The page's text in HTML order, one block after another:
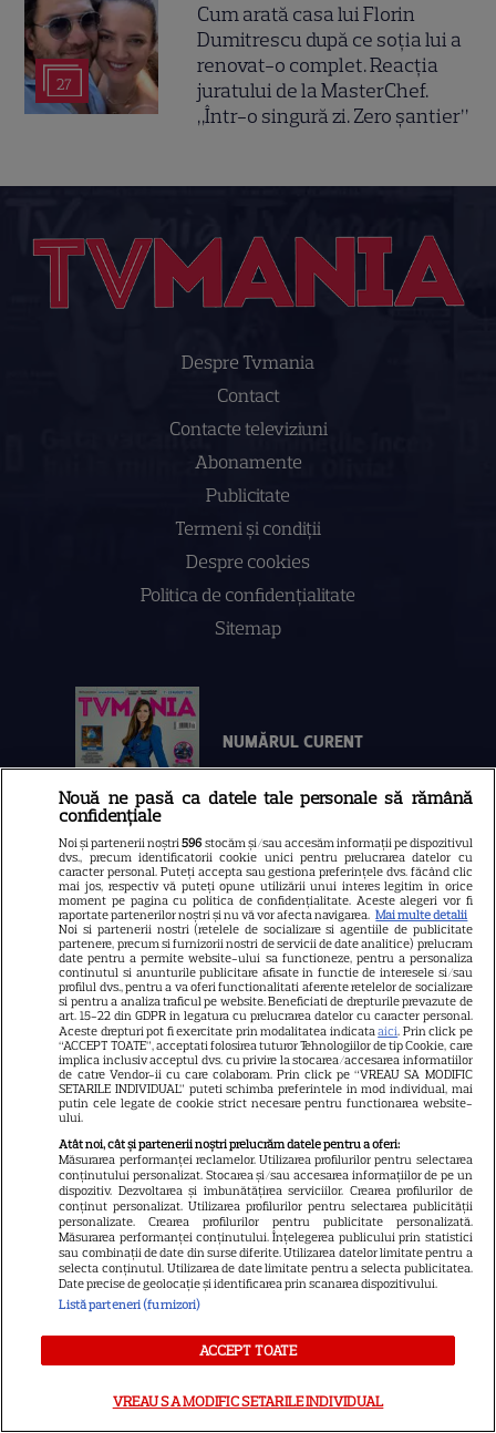
27
Cum arată casa lui Florin
Dumitrescu după ce soția lui a
renovat-o complet. Reacția
juratului de la MasterChef.
„Într-o singură zi. Zero șantier”
Despre Tvmania
Contact
Contacte televiziuni
Abonamente
Publicitate
Termeni și condiții
Despre cookies
Politica de confidenţialitate
Sitemap
NUMĂRUL CURENT
ABONEAZA-TE LA REVISTĂ
Libertatea
Libertatea pentru femei
GSP
Știri mondene
Avantaje
Elle
Unica
Retete practice
URMĂREȘTE-NE PE
Nouă ne pasă ca datele tale personale să rămână
confidențiale
Noi și partenerii noștri596 stocăm și/sau accesăm informații pe dispozitivul
dvs., precum identificatorii cookie unici pentru prelucrarea datelor cu
caracter personal. Puteți accepta sau gestiona preferințele dvs. făcând clic
mai jos, respectiv vă puteți opune utilizării unui interes legitim în orice
moment pe pagina cu politica de confidențialitate. Aceste alegeri vor fi
raportate partenerilor noștri și nu vă vor afecta navigarea. Mai multe detalii
Noi si partenerii nostri (retelele de socializare si agentiile de publicitate
partenere, precum si furnizorii nostri de servicii de date analitice) prelucram
date pentru a permite website-ului sa functioneze, pentru a personaliza
continutul si anunturile publicitare afisate in functie de interesele si/sau
profilul dvs., pentru a va oferi functionalitati aferente retelelor de socializare
si pentru a analiza traficul pe website. Beneficiati de drepturile prevazute de
art. 15-22 din GDPR in legatura cu prelucrarea datelor cu caracter personal.
Aceste drepturi pot fi exercitate prin modalitatea indicataaici. Prin click pe
“ACCEPT TOATE”, acceptati folosirea tuturor Tehnologiilor de tip Cookie, care
implica inclusiv acceptul dvs. cu privire la stocarea/accesarea informatiilor
de catre Vendor-ii cu care colaboram. Prin click pe “VREAU SA MODIFIC
SETARILE INDIVIDUAL” puteti schimba preferintele in mod individual, mai
putin cele legate de cookie strict necesare pentru functionarea website-
ului.
Atât noi, cât și partenerii noștri prelucrăm datele pentru a oferi:
Măsurarea performanței reclamelor. Utilizarea profilurilor pentru selectarea
conținutului personalizat. Stocarea și/sau accesarea informațiilor de pe un
dispozitiv. Dezvoltarea și îmbunătățirea serviciilor. Crearea profilurilor de
conținut personalizat. Utilizarea profilurilor pentru selectarea publicității
personalizate. Crearea profilurilor pentru publicitate personalizată.
Măsurarea performanței conținutului. Înțelegerea publicului prin statistici
sau combinații de date din surse diferite. Utilizarea datelor limitate pentru a
selecta conținutul. Utilizarea de date limitate pentru a selecta publicitatea.
Date precise de geolocație și identificarea prin scanarea dispozitivului.
Listă parteneri (furnizori)
ACCEPT TOATE
VREAU SA MODIFIC SETARILE INDIVIDUAL